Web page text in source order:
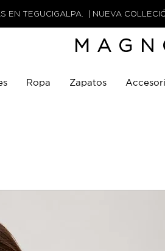
EN TEGUCIGALPA. | NUEVA
Ropa Zapatos